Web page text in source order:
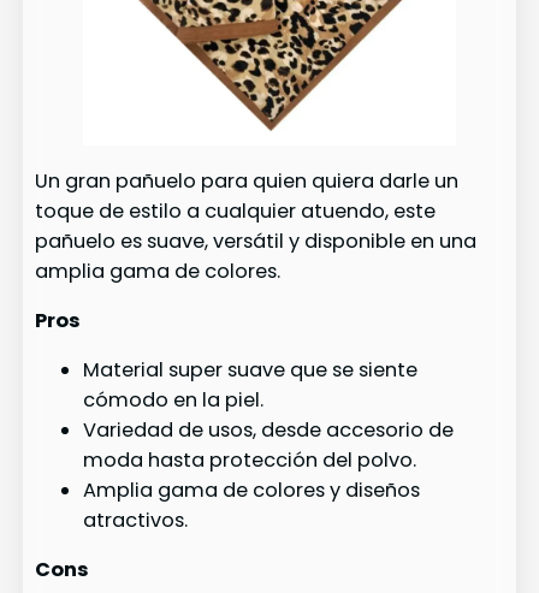
Un gran pañuelo para quien quiera darle un
toque de estilo a cualquier atuendo, este
pañuelo es suave, versátil y disponible en una
amplia gama de colores.
Pros
Material super suave que se siente
cómodo en la piel.
Variedad de usos, desde accesorio de
moda hasta protección del polvo.
Amplia gama de colores y diseños
atractivos.
Cons